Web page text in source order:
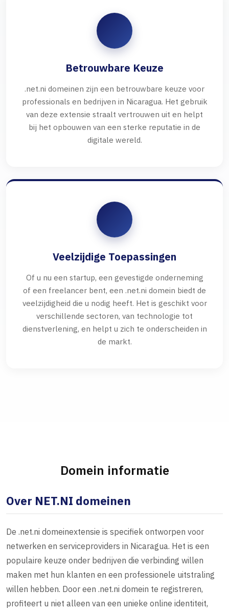
Betrouwbare Keuze
.net.ni domeinen zijn een betrouwbare keuze voor
professionals en bedrijven in Nicaragua. Het gebruik
van deze extensie straalt vertrouwen uit en helpt
bij het opbouwen van een sterke reputatie in de
digitale wereld.
Veelzijdige Toepassingen
Of u nu een startup, een gevestigde onderneming
of een freelancer bent, een .net.ni domein biedt de
veelzijdigheid die u nodig heeft. Het is geschikt voor
verschillende sectoren, van technologie tot
dienstverlening, en helpt u zich te onderscheiden in
de markt.
Domein informatie
Over NET.NI domeinen
De .net.ni domeinextensie is specifiek ontworpen voor
netwerken en serviceproviders in Nicaragua. Het is een
populaire keuze onder bedrijven die verbinding willen
maken met hun klanten en een professionele uitstraling
willen hebben. Door een .net.ni domein te registreren,
profiteert u niet alleen van een unieke online identiteit,